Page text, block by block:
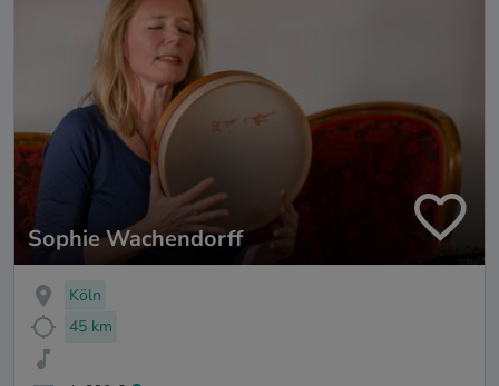
Sophie Wachendorff
Köln
45 km